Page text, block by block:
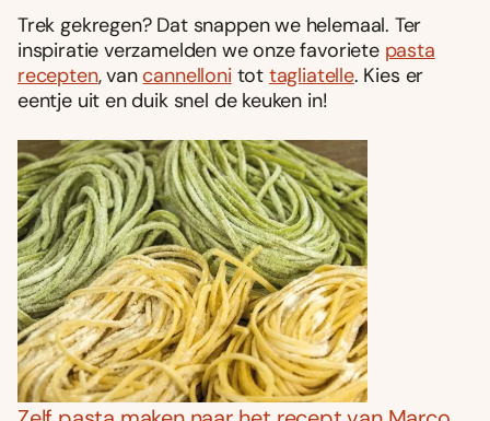
Trek gekregen? Dat snappen we helemaal. Ter
inspiratie verzamelden we onze favoriete pasta
recepten, van cannelloni tot tagliatelle. Kies er
eentje uit en duik snel de keuken in!